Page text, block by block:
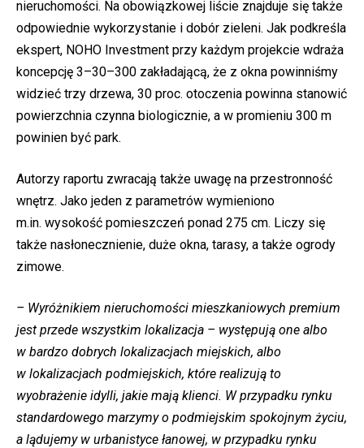
nieruchomości. Na obowiązkowej liście znajduje się także
odpowiednie wykorzystanie i dobór zieleni. Jak podkreśla
ekspert, NOHO Investment przy każdym projekcie wdraża
koncepcję 3–30–300 zakładającą, że z okna powinniśmy
widzieć trzy drzewa, 30 proc. otoczenia powinna stanowić
powierzchnia czynna biologicznie, a w promieniu 300 m
powinien być park.
Autorzy raportu zwracają także uwagę na przestronność
wnętrz. Jako jeden z parametrów wymieniono
m.in. wysokość pomieszczeń ponad 275 cm. Liczy się
także nasłonecznienie, duże okna, tarasy, a także ogrody
zimowe.
– Wyróżnikiem nieruchomości mieszkaniowych premium
jest przede wszystkim lokalizacja – występują one albo
w bardzo dobrych lokalizacjach miejskich, albo
w lokalizacjach podmiejskich, które realizują to
wyobrażenie idylli, jakie mają klienci. W przypadku rynku
standardowego marzymy o podmiejskim spokojnym życiu,
a lądujemy w urbanistyce łanowej, w przypadku rynku